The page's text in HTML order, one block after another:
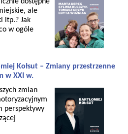
ale
itp.? Jak
w ogóle
Kołsut – Zmiany przestrzenne
w XXI w.
zmian
perspektywy